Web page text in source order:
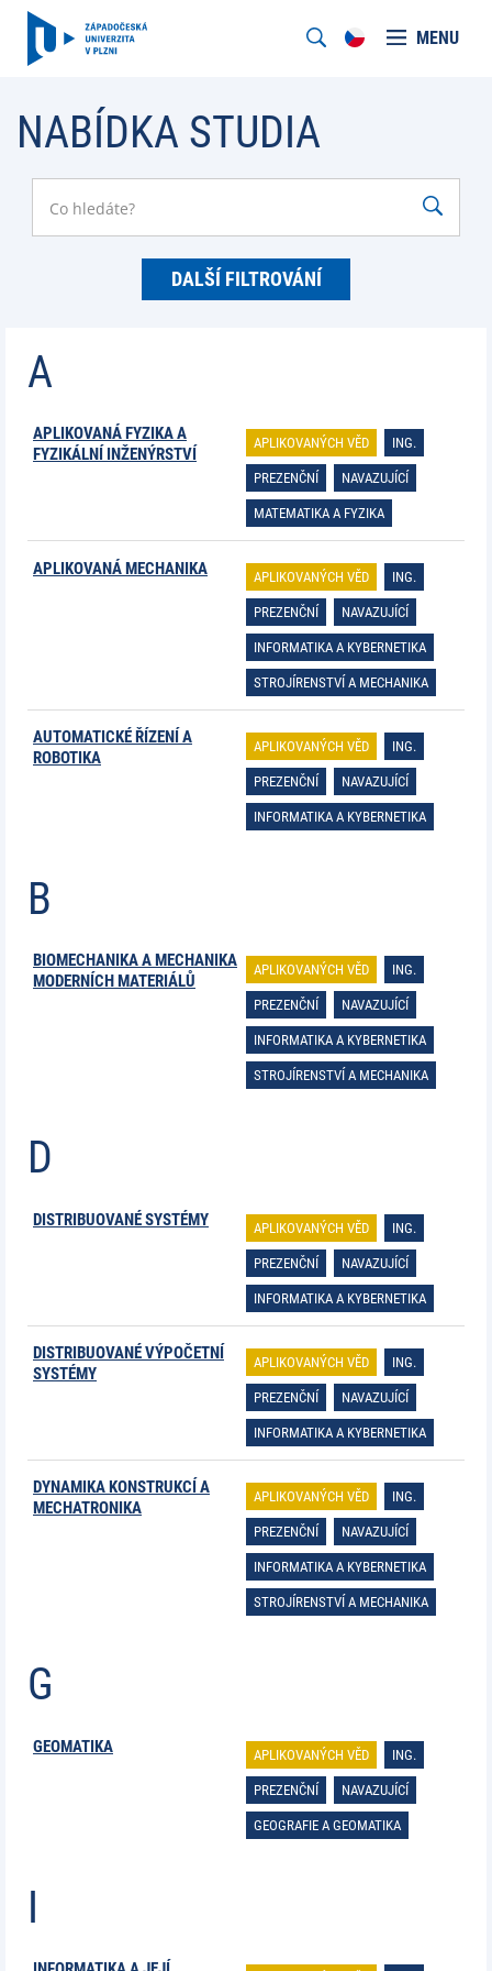
MENU
NABÍDKA STUDIA
DALŠÍ FILTROVÁNÍ
A
APLIKOVANÁ FYZIKA A
FYZIKÁLNÍ INŽENÝRSTVÍ
APLIKOVANÝCH VĚD ING.
PREZENČNÍ NAVAZUJÍCÍ
MATEMATIKA A FYZIKA
APLIKOVANÁ MECHANIKA APLIKOVANÝCH VĚD ING.
PREZENČNÍ NAVAZUJÍCÍ
INFORMATIKA A KYBERNETIKA
STROJÍRENSTVÍ A MECHANIKA
AUTOMATICKÉ ŘÍZENÍ A
ROBOTIKA
APLIKOVANÝCH VĚD ING.
PREZENČNÍ NAVAZUJÍCÍ
INFORMATIKA A KYBERNETIKA
B
BIOMECHANIKA A MECHANIKA
MODERNÍCH MATERIÁLŮ
APLIKOVANÝCH VĚD ING.
PREZENČNÍ NAVAZUJÍCÍ
INFORMATIKA A KYBERNETIKA
STROJÍRENSTVÍ A MECHANIKA
D
DISTRIBUOVANÉ SYSTÉMY APLIKOVANÝCH VĚD ING.
PREZENČNÍ NAVAZUJÍCÍ
INFORMATIKA A KYBERNETIKA
DISTRIBUOVANÉ VÝPOČETNÍ
SYSTÉMY
APLIKOVANÝCH VĚD ING.
PREZENČNÍ NAVAZUJÍCÍ
INFORMATIKA A KYBERNETIKA
DYNAMIKA KONSTRUKCÍ A
MECHATRONIKA
APLIKOVANÝCH VĚD ING.
PREZENČNÍ NAVAZUJÍCÍ
INFORMATIKA A KYBERNETIKA
STROJÍRENSTVÍ A MECHANIKA
G
GEOMATIKA APLIKOVANÝCH VĚD ING.
PREZENČNÍ NAVAZUJÍCÍ
GEOGRAFIE A GEOMATIKA
I